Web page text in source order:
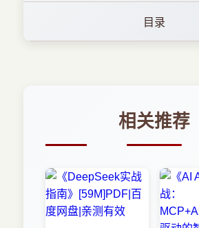
目录
相关推荐